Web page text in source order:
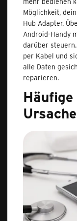
Möglichkeit,
Hub Adapter.
Android-Handy
darüber
per Kabel und
alle Daten
reparieren.